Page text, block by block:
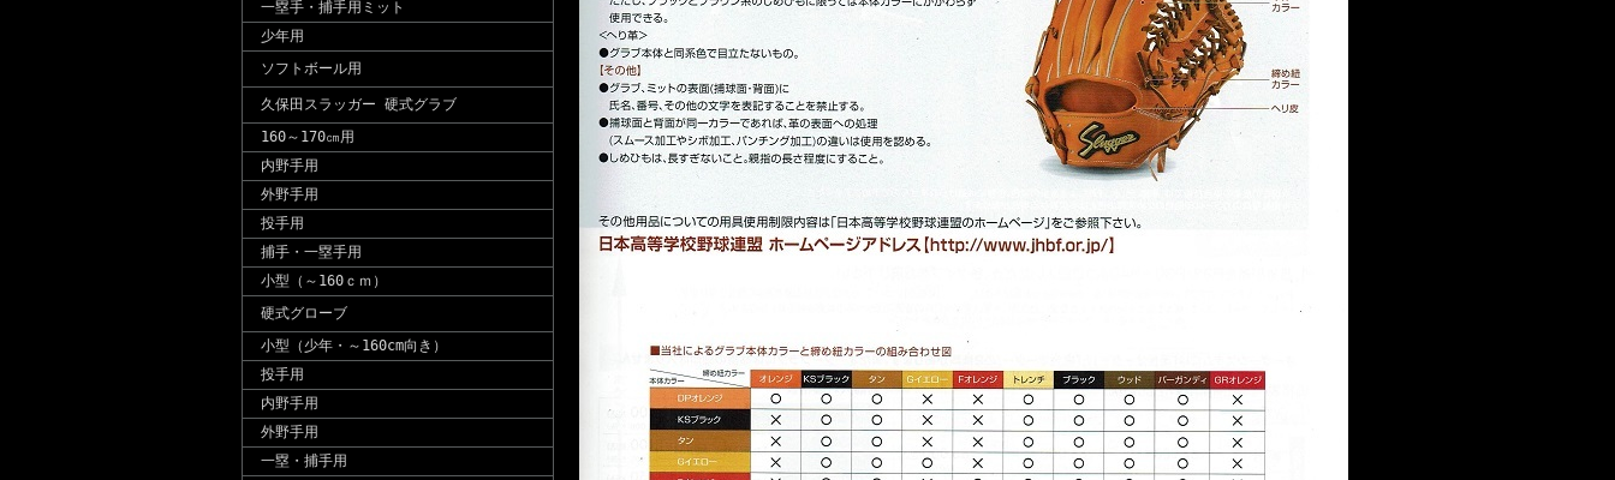
一塁手・捕手用ミット
少年用
ソフトボール用
久保田スラッガー 硬式グラブ
160～170㎝用
内野手用
外野手用
投手用
捕手・一塁手用
小型（～160ｃｍ）
硬式グローブ
小型（少年・～160cm向き）
投手用
内野手用
外野手用
一塁・捕手用